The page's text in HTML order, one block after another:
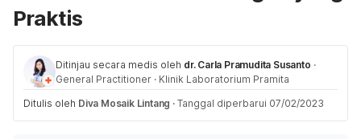
Praktis
Ditinjau secara medis oleh dr. Carla Pramudita Susanto ·
General Practitioner · Klinik Laboratorium Pramita
Ditulis oleh Diva Mosaik Lintang · Tanggal diperbarui 07/02/2023